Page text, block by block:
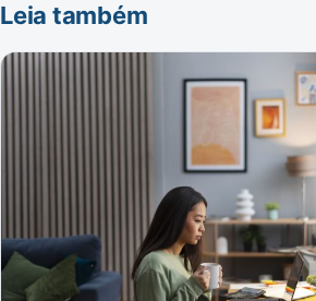
Leia também